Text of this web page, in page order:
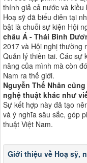
thính giả cả nước và
Hoạ sỹ đã biểu diễn tại
bật là chuỗi sự kiện Hội
châu Á - Thái Bình
2017 và Hội nghị thường
Quản lý thiên tai. Các sự
năng của mình mà còn
Nam ra thế giới​​.
Nguyễn Thế Nhân
nghệ thuật khác như
Sự kết hợp này đã tạo
và ý nghĩa sâu sắc, góp
thuật Việt Nam​​.
Giới thiệu về Hoạ sỹ,